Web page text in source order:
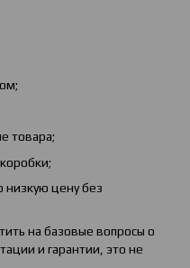
товара;
цену без
на базовые вопросы о
и гарантии, это не